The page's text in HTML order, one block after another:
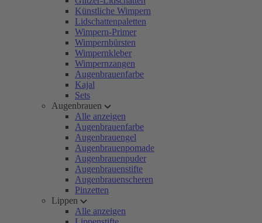
Künstliche Wimpern
Lidschattenpaletten
Wimpern-Primer
Wimpernbürsten
Wimpernkleber
Wimpernzangen
Augenbrauenfarbe
Kajal
Sets
Augenbrauen
Alle anzeigen
Augenbrauenfarbe
Augenbrauengel
Augenbrauenpomade
Augenbrauenpuder
Augenbrauenstifte
Augenbrauenscheren
Pinzetten
Lippen
Alle anzeigen